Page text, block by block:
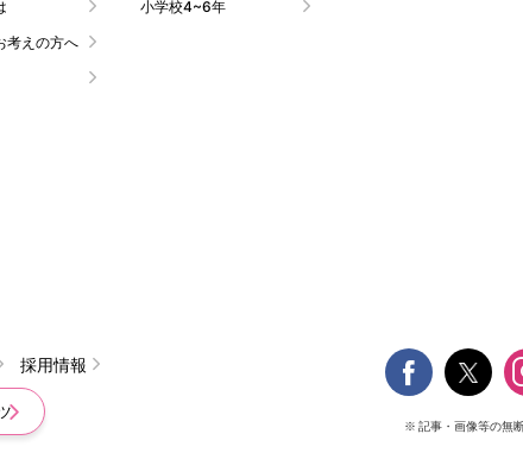
考えの方へ
小学校4~6年
採用情報 
※ 記事・画像等の無